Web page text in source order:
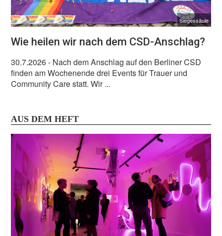
Siegessäule
Wie heilen wir nach dem CSD-Anschlag?
30.7.2026- Nach dem Anschlag auf den Berliner CSD
finden am Wochenende drei Events für Trauer und
Community Care statt. Wir ...
AUS DEM HEFT